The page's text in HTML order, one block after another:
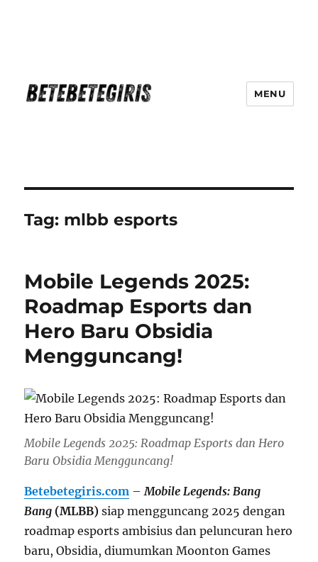
MENU
Tag: mlbb esports
Mobile Legends 2025:
Roadmap Esports dan
Hero Baru Obsidia
Mengguncang!
Mobile Legends 2025: Roadmap Esports dan Hero
Baru Obsidia Mengguncang!
Betebetegiris.com – Mobile Legends: Bang
Bang (MLBB) siap mengguncang 2025 dengan
roadmap esports ambisius dan peluncuran hero
baru, Obsidia, diumumkan Moonton Games